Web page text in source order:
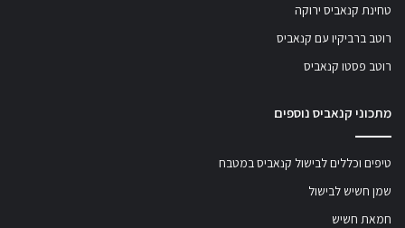
טחינת קנאביס ירוקה
רוטב ברביקיו עם קנאביס
רוטב פסטו קנאביס
מתכוני קנאביס נוספים
טיפים וכללים לבישול קנאביס במטבח
שמן חשיש לבישול
חמאת חשיש